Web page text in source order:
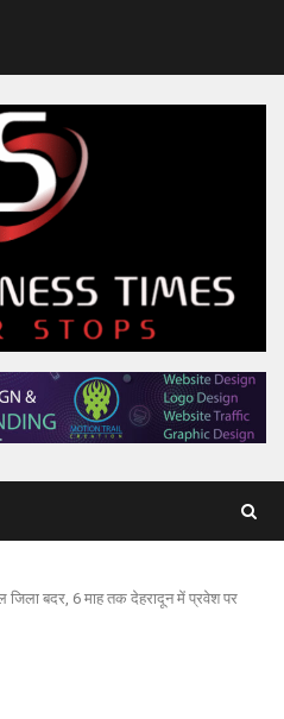
जिला बदर, 6 माह तक देहरादून में प्रवेश पर